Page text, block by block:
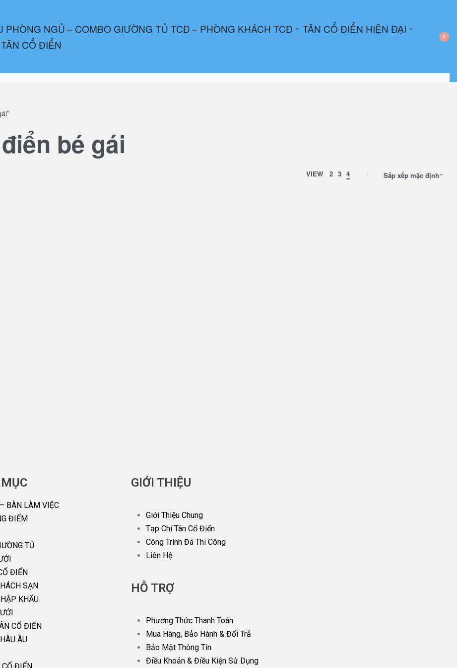
PHÒNG NGỦ– COMBO GIƯỜNG TỦ TCĐ– PHÒNG KHÁCH TCĐ
TÂN CỔ ĐIỂN HIỆN ĐẠI
CỔ ĐIỂN
0
bé gái
VIEW 2 3 4 Sắp xếp mặc định
BÀN LÀM VIỆC
ĐIỂM
TỦ
ĐIỂN
SẠN
KHẨU
CỔ ĐIỂN
ÂU
GIỚI THIỆU
Giới Thiệu Chung
Tạp Chí Tân Cổ Điển
Công Trình Đã Thi Công
Liên Hệ
HỖ TRỢ
Phương Thức Thanh Toán
Mua Hàng, Bảo Hành & Đổi Trả
Bảo Mật Thông Tin
Điều Khoản & Điều Kiện Sử Dụng